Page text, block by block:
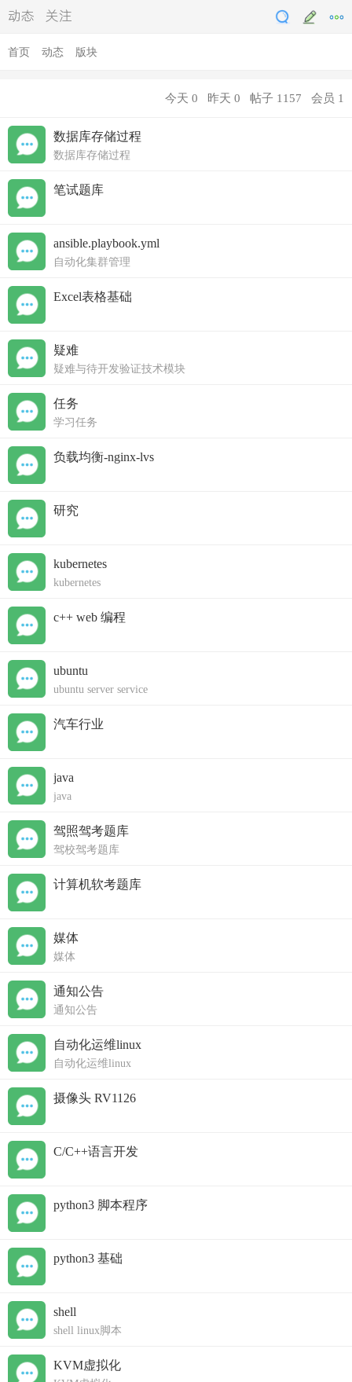
动态 关注
首页 动态 版块
今天 0 昨天 0 帖子 1157 会员 1
数据库存储过程
数据库存储过程
笔试题库
ansible.playbook.yml
自动化集群管理
Excel表格基础
疑难
疑难与待开发验证技术模块
任务
学习任务
负载均衡-nginx-lvs
研究
kubernetes
kubernetes
c++ web 编程
ubuntu
ubuntu server service
汽车行业
java
java
驾照驾考题库
驾校驾考题库
计算机软考题库
媒体
媒体
通知公告
通知公告
自动化运维linux
自动化运维linux
摄像头 RV1126
C/C++语言开发
python3 脚本程序
python3 基础
shell
shell linux脚本
KVM虚拟化